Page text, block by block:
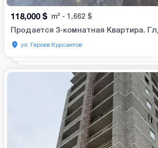
118,000 $ m² - 1,662 $
Продается 3-комнатная Квартира.
ул. Героев Курсантов